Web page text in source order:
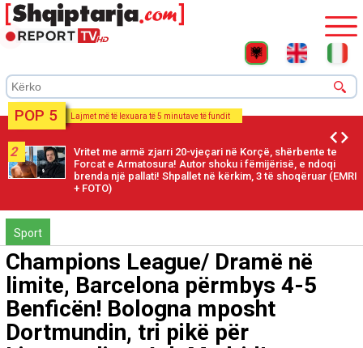
POP 5 Lajmet më të lexuara të 5 minutave të fundit
2
Vritet me armë zjarri 20-vjeçari në Korçë, shërbente te
Forcat e Armatosura! Autor shoku i fëmijërisë, e ndoqi
brenda një pallati! Shpallet në kërkim, 3 të shoqëruar (EMRI
+ FOTO)
Sport
Champions League/ Dramë në
limite, Barcelona përmbys 4-5
Benficën! Bologna mposht
Dortmundin, tri pikë për